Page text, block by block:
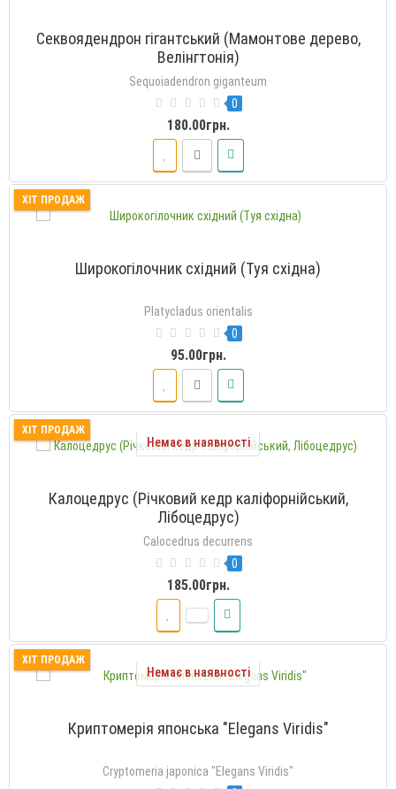
Секвоядендрон гігантський (Мамонтове дерево,
Велінгтонія)
Sequoiadendron giganteum
0
180.00грн.
ХІТ ПРОДАЖ
Широкогілочник східний (Туя східна)
Platycladus orientalis
0
95.00грн.
ХІТ ПРОДАЖ
Немає в наявності
Калоцедрус (Річковий кедр каліфорнійський,
Лібоцедрус)
Calocedrus decurrens
0
185.00грн.
ХІТ ПРОДАЖ
Немає в наявності
Криптомерія японська "Elegans Viridis"
Cryptomeria japonica "Elegans Viridis"